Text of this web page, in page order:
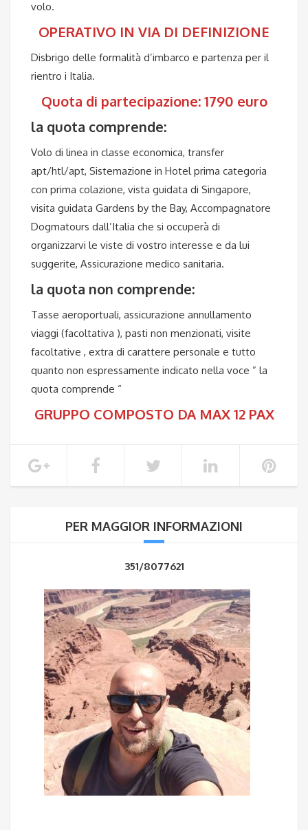
volo.
OPERATIVO IN VIA DI DEFINIZIONE
Disbrigo delle formalità d’imbarco e partenza per il
rientro i Italia.
Quota di partecipazione: 1790 euro
la quota comprende:
Volo di linea in classe economica, transfer
apt/htl/apt, Sistemazione in Hotel prima categoria
con prima colazione, vista guidata di Singapore,
visita guidata Gardens by the Bay, Accompagnatore
Dogmatours dall’Italia che si occuperà di
organizzarvi le viste di vostro interesse e da lui
suggerite, Assicurazione medico sanitaria.
la quota non comprende:
Tasse aeroportuali, assicurazione annullamento
viaggi (facoltativa ), pasti non menzionati, visite
facoltative , extra di carattere personale e tutto
quanto non espressamente indicato nella voce ” la
quota comprende “
GRUPPO COMPOSTO DA MAX 12 PAX
PER MAGGIOR INFORMAZIONI
351/8077621